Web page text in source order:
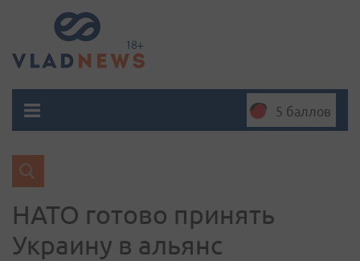
5 баллов
НАТО готово принять
Украину в альянс